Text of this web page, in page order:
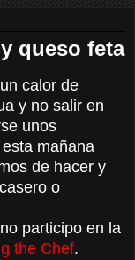
queso feta
calor de
y no salir en
unos
mañana
de hacer y
o
participo en la
the Chef.